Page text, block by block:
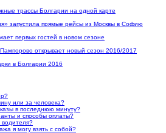
трассы Болгарии на одной карте
запустила прямые рейсы из Москвы в Софию
первых гостей в новом сезоне
открывает новый сезон 2016/2017
в Болгарии 2016
или за человека?
в последнюю минуту?
и способы оплаты?
водителя?
я могу взять с собой?